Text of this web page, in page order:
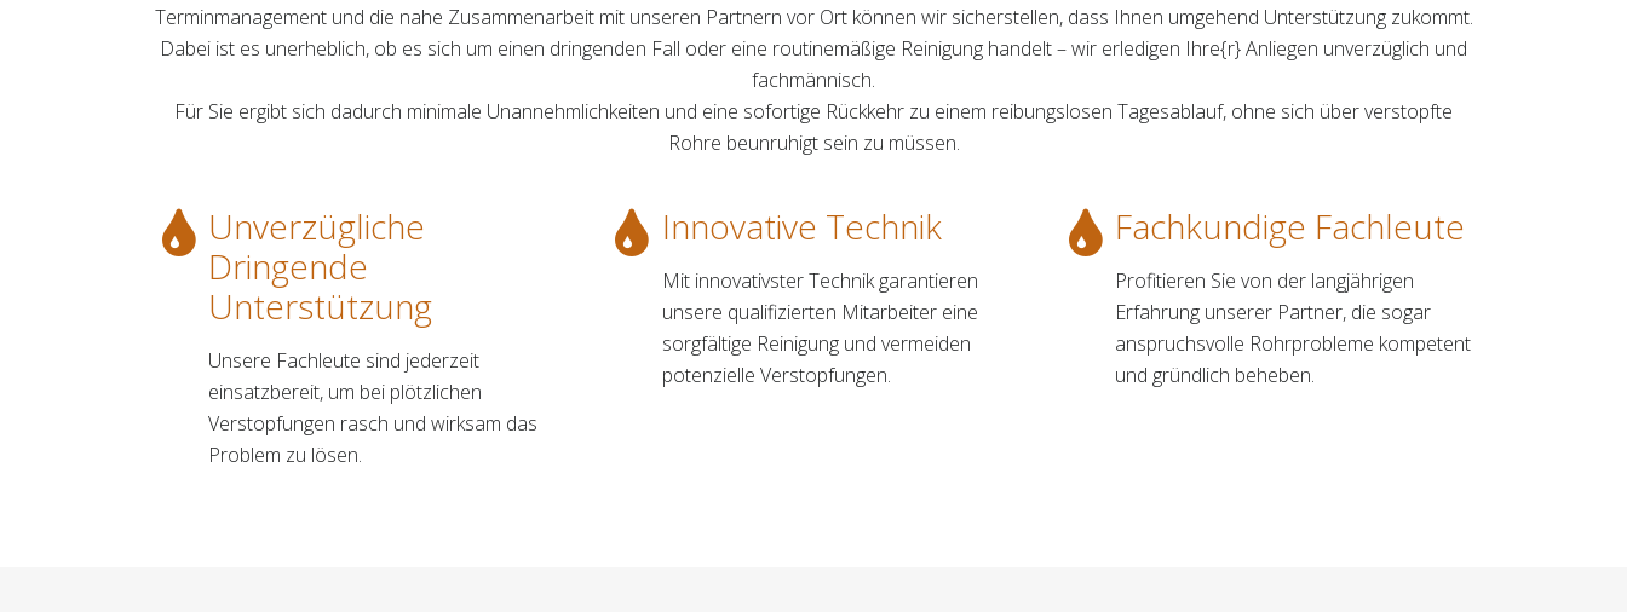
Terminmanagement und die nahe Zusammenarbeit mit unseren Partnern vor Ort können wir sicherstellen, dass Ihnen umgehend Unterstützung zukommt.
Dabei ist es unerheblich, ob es sich um einen dringenden Fall oder eine routinemäßige Reinigung handelt – wir erledigen Ihre{r} Anliegen unverzüglich und
fachmännisch.
Für Sie ergibt sich dadurch minimale Unannehmlichkeiten und eine sofortige Rückkehr zu einem reibungslosen Tagesablauf, ohne sich über verstopfte
Rohre beunruhigt sein zu müssen.
Unverzügliche
Dringende
Unterstützung
Unsere Fachleute sind jederzeit
einsatzbereit, um bei plötzlichen
Verstopfungen rasch und wirksam das
Problem zu lösen.
Innovative Technik
Mit innovativster Technik garantieren
unsere qualifizierten Mitarbeiter eine
sorgfältige Reinigung und vermeiden
potenzielle Verstopfungen.
Fachkundige Fachleute
Profitieren Sie von der langjährigen
Erfahrung unserer Partner, die sogar
anspruchsvolle Rohrprobleme kompetent
und gründlich beheben.